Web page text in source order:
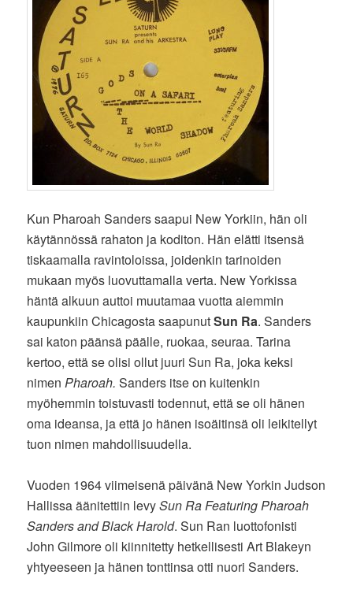
Kun Pharoah Sanders saapui New Yorkiin, hän oli
käytännössä rahaton ja koditon. Hän elätti itsensä
tiskaamalla ravintoloissa, joidenkin tarinoiden
mukaan myös luovuttamalla verta. New Yorkissa
häntä alkuun auttoi muutamaa vuotta aiemmin
kaupunkiin Chicagosta saapunutSun Ra. Sanders
sai katon päänsä päälle, ruokaa, seuraa. Tarina
kertoo, että se olisi ollut juuri Sun Ra, joka keksi
nimenPharoah. Sanders itse on kuitenkin
myöhemmin toistuvasti todennut, että se oli hänen
oma ideansa, ja että jo hänen isoäitinsä oli leikitellyt
tuon nimen mahdollisuudella.
Vuoden 1964 viimeisenä päivänä New Yorkin Judson
Hallissa äänitettiin levySun Ra Featuring Pharoah
Sanders and Black Harold. Sun Ran luottofonisti
John Gilmore oli kiinnitetty hetkellisesti Art Blakeyn
yhtyeeseen ja hänen tonttinsa otti nuori Sanders.